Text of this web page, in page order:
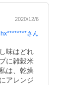
2020/12/6
さん
味はどれ
に雑穀米
は、乾燥
アレンジ